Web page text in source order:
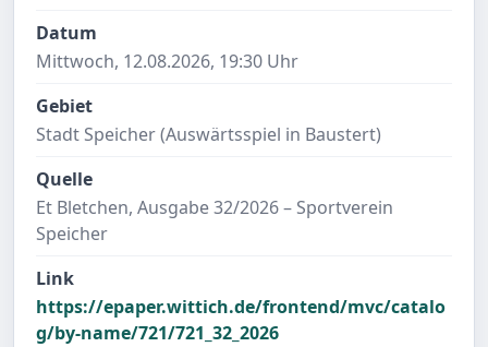
Datum
Mittwoch, 12.08.2026, 19:30 Uhr
Gebiet
Stadt Speicher (Auswärtsspiel in Baustert)
Quelle
Et Bletchen, Ausgabe 32/2026 – Sportverein
Speicher
Link
https://epaper.wittich.de/frontend/mvc/catalo
g/by-name/721/721_32_2026